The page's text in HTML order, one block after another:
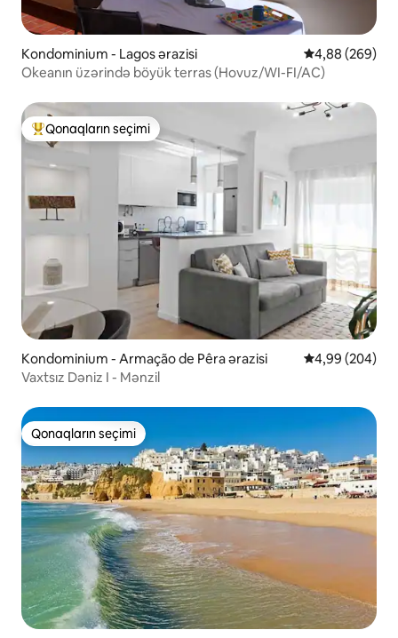
Kondominium - Lagos ərazisi Ortalama
4,88 (269)
Okeanın üzərində böyük terras (Hovuz/WI-FI/AC)
Populyar "Qonaqların seçimi"
Qonaqların seçimi
Kondominium - Armação de Pêra ərazisi Ortalama
4,99 (204)
Vaxtsız Dəniz I - Mənzil
Qonaqların seçimi
Qonaqların seçimi